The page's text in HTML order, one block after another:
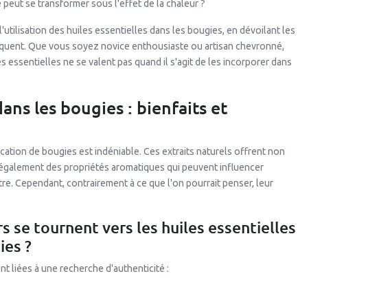
se transformer sous l'effet de la chaleur ?
des huiles essentielles dans les bougies, en dévoilant les
Que vous soyez novice enthousiaste ou artisan chevronné,
ne se valent pas quand il s'agit de les incorporer dans
les bougies : bienfaits et
de bougies est indéniable. Ces extraits naturels offrent non
des propriétés aromatiques qui peuvent influencer
Cependant, contrairement à ce que l'on pourrait penser, leur
se tournent vers les huiles essentielles
?
liées à une recherche d'authenticité :